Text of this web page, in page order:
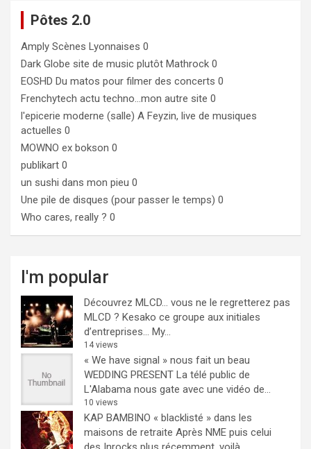
Pôtes 2.0
Amply Scènes Lyonnaises 0
Dark Globe site de music plutôt Mathrock 0
EOSHD Du matos pour filmer des concerts 0
Frenchytech actu techno…mon autre site 0
l'epicerie moderne (salle) A Feyzin, live de musiques
actuelles 0
MOWNO ex bokson 0
publikart 0
un sushi dans mon pieu 0
Une pile de disques (pour passer le temps) 0
Who cares, really ? 0
I'm popular
Découvrez MLCD… vous ne le regretterez pas
MLCD ? Kesako ce groupe aux initiales
d’entreprises… My...
14 views
« We have signal » nous fait un beau
WEDDING PRESENT La télé public de
L'Alabama nous gate avec une vidéo de...
10 views
KAP BAMBINO « blacklisté » dans les
maisons de retraite Après NME puis celui